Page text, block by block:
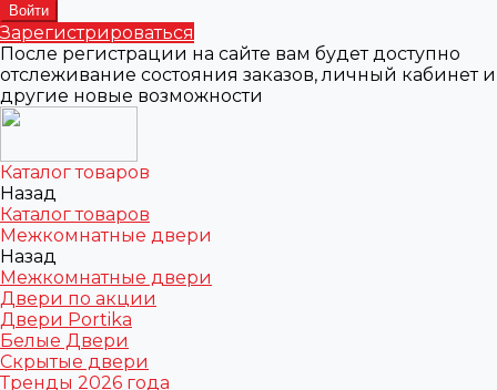
Зарегистрироваться
После регистрации на сайте вам будет доступно
отслеживание состояния заказов, личный кабинет и
другие новые возможности
Каталог товаров
Назад
Каталог товаров
Межкомнатные двери
Назад
Межкомнатные двери
Двери по акции
Двери Portika
Белые Двери
Скрытые двери
Тренды 2026 года